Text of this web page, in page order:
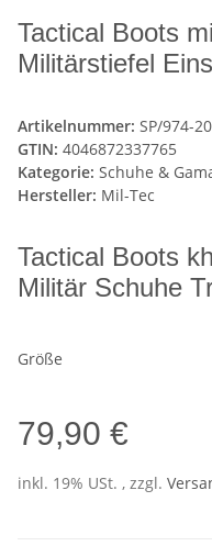
Tactical Boots
Militärstiefel
Artikelnummer: SP/974-
GTIN: 4046872337765
Kategorie: Schuhe &
Hersteller: Mil-Tec
Tactical Boots
Militär Schuhe
Größe
79,90 €
inkl. 19% USt. , zzgl.